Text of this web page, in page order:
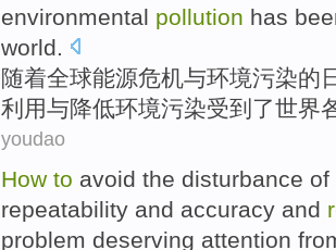
environmental pollution has
world
随着全球能源危机与环境污染的
利用与降低环境污染受到 了世界
youdao
How to avoid the disturbance of
repeatability and accuracy and
problem deserving attention